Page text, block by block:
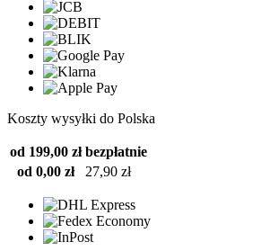
Koszty wysyłki do Polska
od 199,00 zł bezpłatnie
od 0,00 zł
27,90 zł